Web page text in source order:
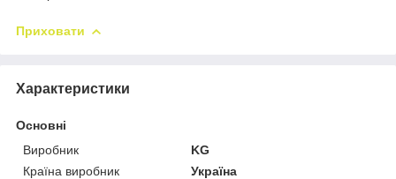
Приховати
Характеристики
Основні
Виробник
KG
Країна виробник
Україна